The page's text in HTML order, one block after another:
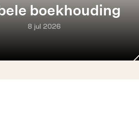
boekhouding
8 jul 2026